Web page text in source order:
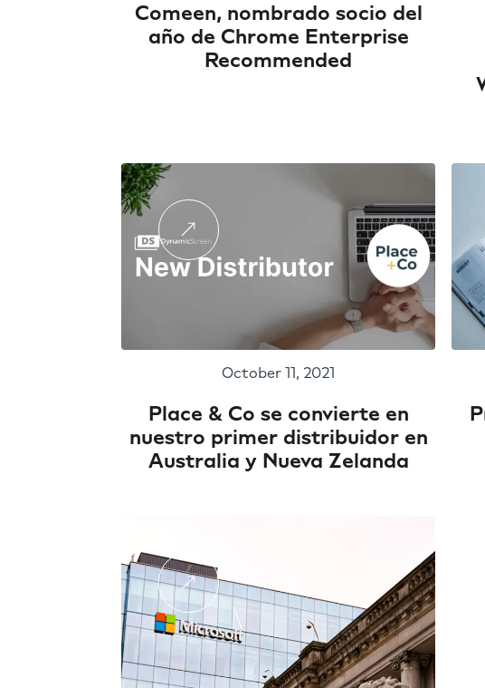
Comeen, nombrado socio del
año de Chrome Enterprise
Recommended
October 11, 2021
Place & Co se convierte en
nuestro primer distribuidor en
Australia y Nueva Zelanda